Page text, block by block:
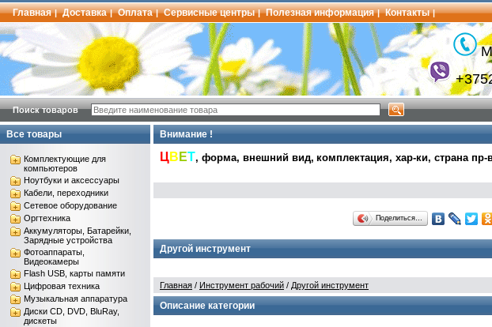
Главная | Доставка | Оплата | Сервисные центры | Полезная информация | Контакты |
Поиск товаров
Все товары
Комплектующие для
компьютеров
Ноутбуки и аксессуары
Кабели, переходники
Сетевое оборудование
Оргтехника
Аккумуляторы, Батарейки,
Зарядные устройства
Фотоаппараты,
Видеокамеры
Flash USB, карты памяти
Цифровая техника
Музыкальная аппаратура
Диски CD, DVD, BluRay,
дискеты
Внимание !
ЦВ ЕТ, форма, внешний вид, комплектация, хар-ки, страна пр-
Поделиться…
Другой инструмент
Главная / Инструмент рабочий / Другой инструмент
Описание категории